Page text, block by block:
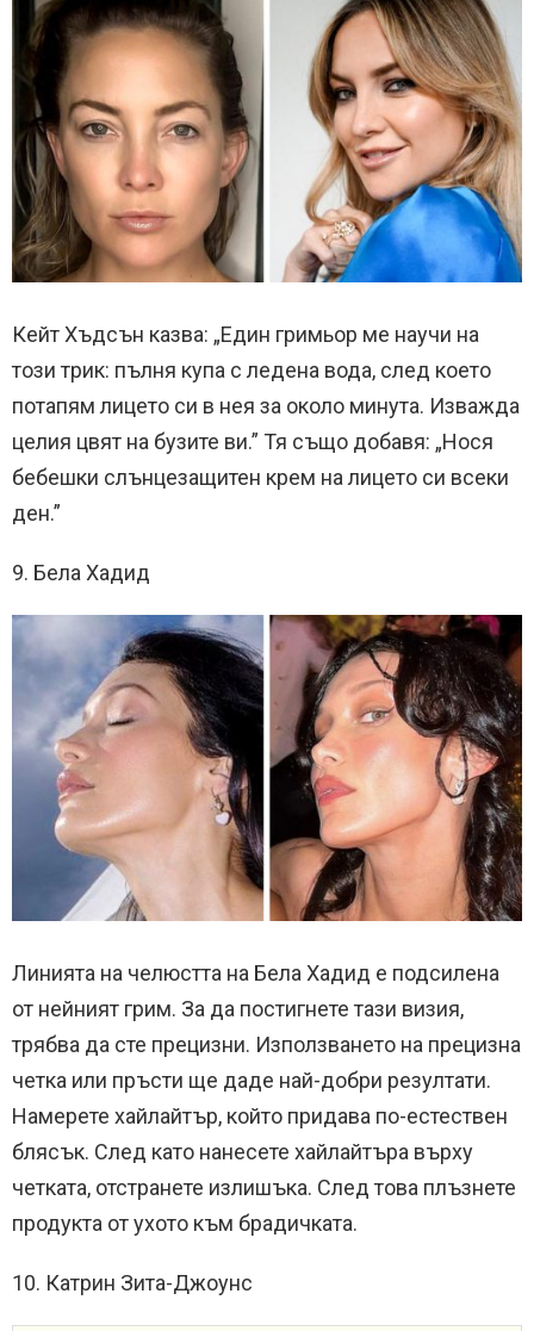
Кейт Хъдсън казва: „Един гримьор ме научи на
този трик: пълня купа с ледена вода, след което
потапям лицето си в нея за около минута. Изважда
целия цвят на бузите ви.” Тя също добавя: „Нося
бебешки слънцезащитен крем на лицето си всеки
ден.”
9. Бела Хадид
Линията на челюстта на Бела Хадид е подсилена
от нейният грим. За да постигнете тази визия,
трябва да сте прецизни. Използването на прецизна
четка или пръсти ще даде най-добри резултати.
Намерете хайлайтър, който придава по-естествен
блясък. След като нанесете хайлайтъра върху
четката, отстранете излишъка. След това плъзнете
продукта от ухото към брадичката.
10. Катрин Зита-Джоунс